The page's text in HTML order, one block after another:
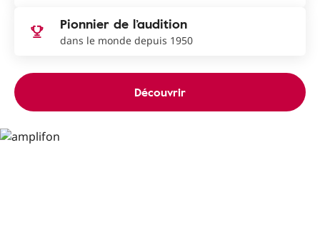
Pionnier de l’audition
dans le monde depuis 1950
Découvrir